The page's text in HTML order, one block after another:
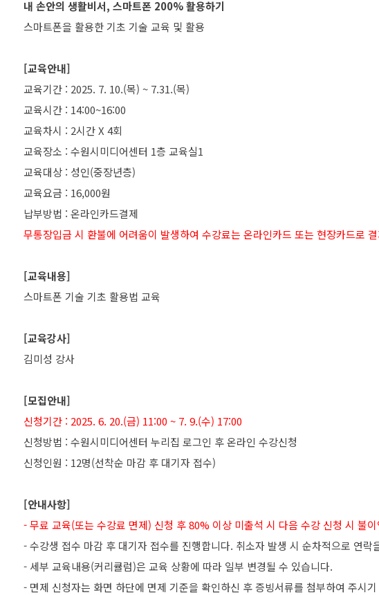
내 손안의 생활비서, 스마트폰 200% 활용하기
스마트폰을 활용한 기초 기술 교육 및 활용
[교육안내]
교육기간 : 2025. 7. 10.(목) ~ 7.31.(목)
교육시간 : 14:00~16:00
교육차시 : 2시간 X 4회
교육장소 : 수원시미디어센터 1층 교육실1
교육대상 : 성인(중장년층)
교육요금 : 16,000원
무통장입금 시 환불에 어려움이 발생하여 수강료는 온라인카드 또는 현장카드로
[교육내용]
스마트폰 기술 기초 활용법 교육
[교육강사]
김미성 강사
[모집안내]
신청기간 : 2025. 6. 20.(금) 11:00 ~ 7. 9.(수) 17:00
신청방법 : 수원시미디어센터 누리집 로그인 후 온라인 수강신청
신청인원 : 12명(선착순 마감 후 대기자 접수)
[안내사항]
- 무료 교육(또는 수강료 면제) 신청 후 80% 이상 미출석 시 다음 수강 신청 시 불
- 수강생 접수 마감 후 대기자 접수를 진행합니다. 취소자 발생 시 순차적으로 연
- 세부 교육내용(커리큘럼)은 교육 상황에 따라 일부 변경될 수 있습니다.
- 면제 신청자는 화면 하단에 면제 기준을 확인하신 후 증빙서류를 첨부하여 주시